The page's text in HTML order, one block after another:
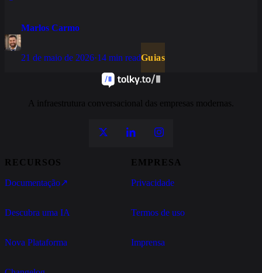
dos que ficam no piloto eterno.
Marlos Carmo
21 de maio de 2026·14 min readGuias
A infraestrutura conversacional das empresas modernas.
RECURSOS
Documentação↗
Descubra uma IA
Nova Plataforma
EMPRESA
Privacidade
Termos de uso
Imprensa